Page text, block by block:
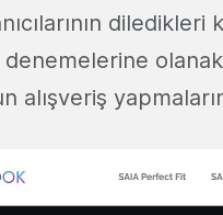
olanak
alışveriş